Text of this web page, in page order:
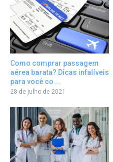
Como comprar passagem
aérea barata? Dicas infalíveis
para você co ...
28 de julho de 2021